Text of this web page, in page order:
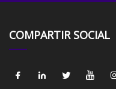
COMPARTIR SOCIAL